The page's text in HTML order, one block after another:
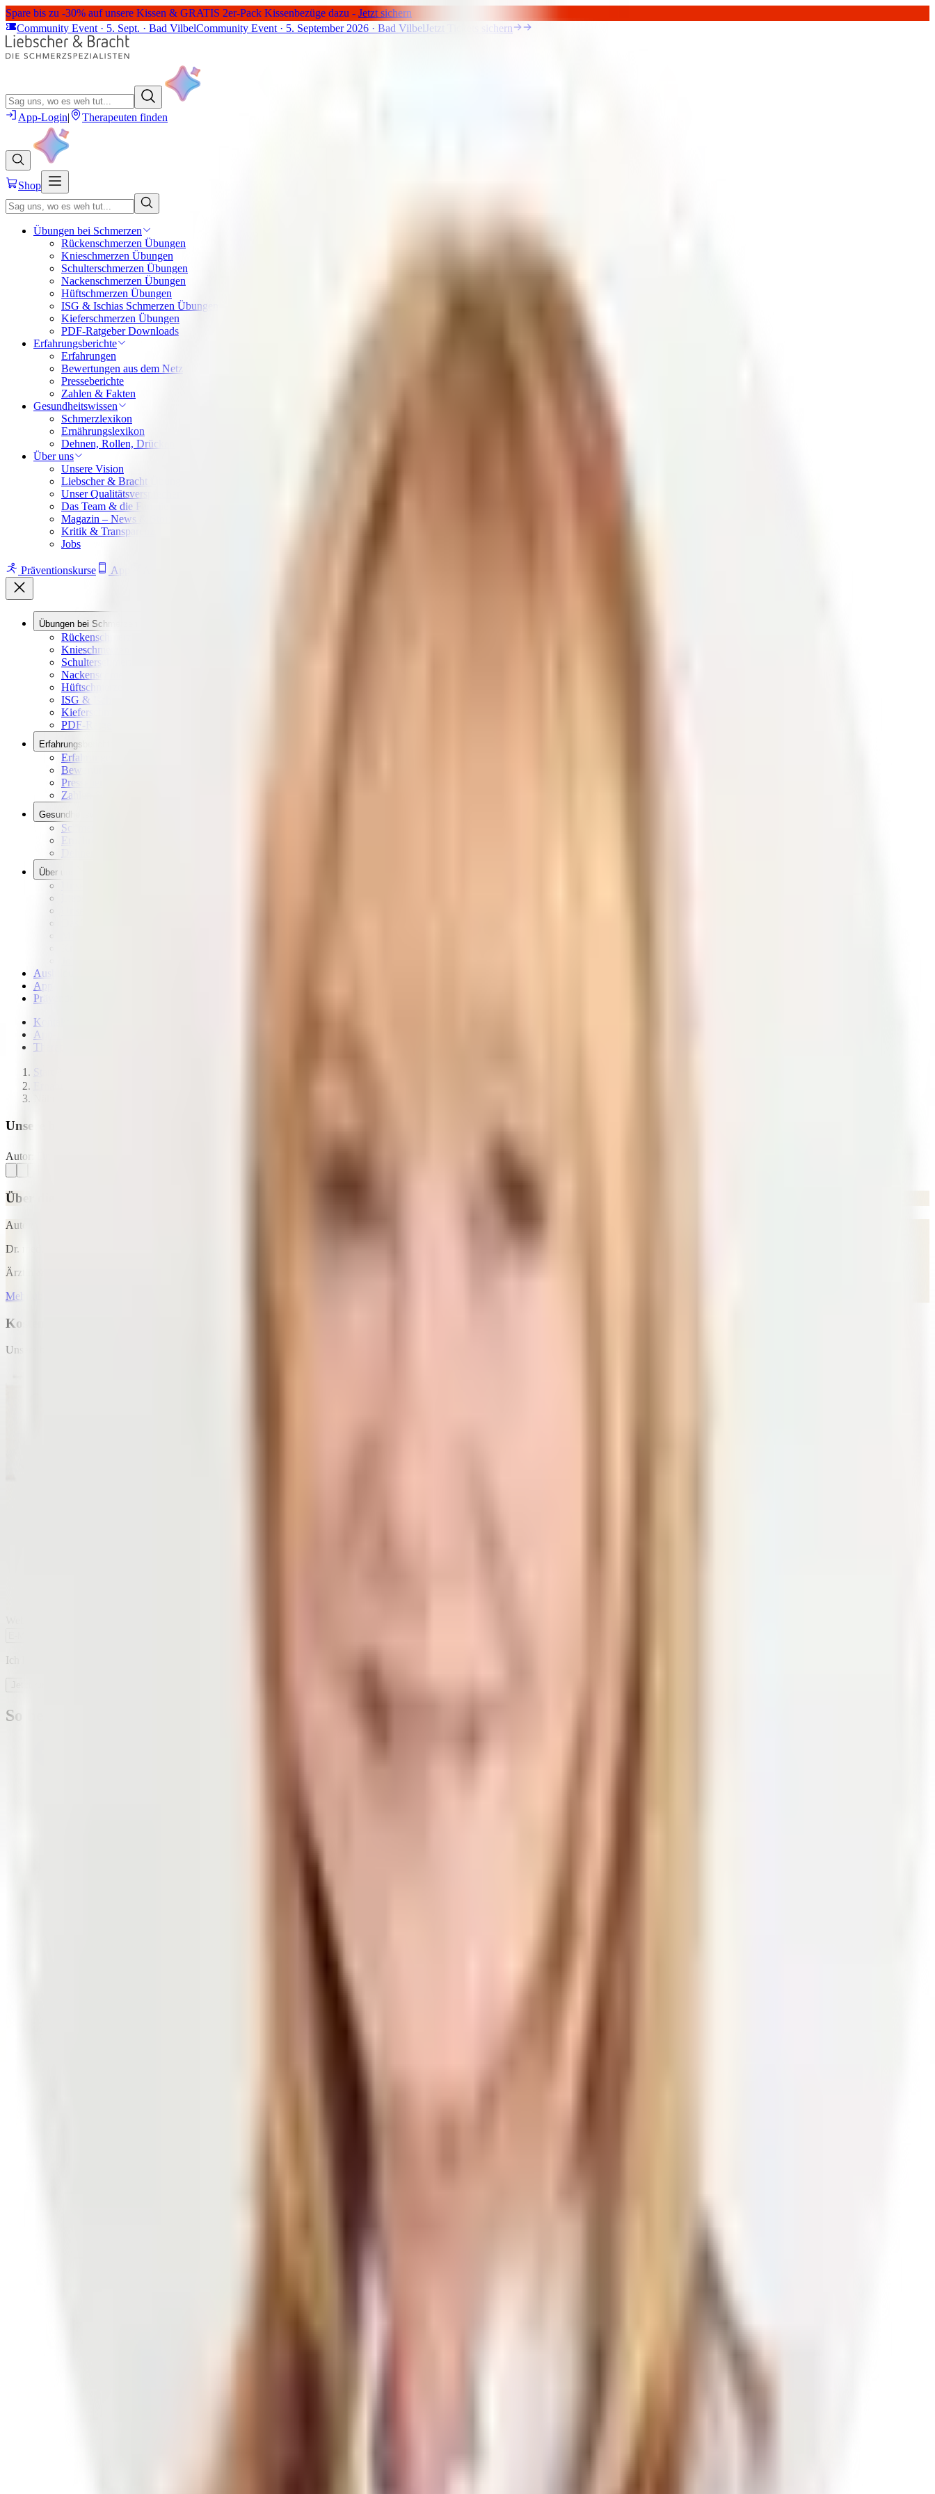
Spare bis zu -30% auf unsere Kissen & GRATIS 2er-Pack Kissenbezüge dazu - Jetzt sichern
Community Event · 5. Sept. · Bad VilbelCommunity Event · 5. September 2026 · Bad VilbelJetzt Tickets sichern
App-Login| Therapeuten finden
Shop
Übungen bei Schmerzen
Rückenschmerzen Übungen
Knieschmerzen Übungen
Schulterschmerzen Übungen
Nackenschmerzen Übungen
Hüftschmerzen Übungen
ISG & Ischias Schmerzen Übungen
Kieferschmerzen Übungen
PDF-Ratgeber Downloads
Erfahrungsberichte
Erfahrungen
Bewertungen aus dem Netz
Presseberichte
Zahlen & Fakten
Gesundheitswissen
Schmerzlexikon
Ernährungslexikon
Dehnen, Rollen, Drücken
Über uns
Unsere Vision
Liebscher & Bracht Übungen
Unser Qualitätsversprechen
Das Team & die Familie
Magazin – News & Stories
Kritik & Transparenz
Jobs
Präventionskurse App
Übungen bei Schmerzen
Rückenschmerzen Übungen
Knieschmerzen Übungen
Schulterschmerzen Übungen
Nackenschmerzen Übungen
Hüftschmerzen Übungen
ISG & Ischias Schmerzen Übungen
Kieferschmerzen Übungen
PDF-Ratgeber Downloads
Erfahrungsberichte
Erfahrungen
Bewertungen aus dem Netz
Presseberichte
Zahlen & Fakten
Gesundheitswissen
Schmerzlexikon
Ernährungslexikon
Über uns
Ausbildungen
App
Präventionskurse
Kontakt
App-Login
Therapeuten finden
Unsere besten Artikel zu einzelnen Nährstoffen
Autor:
Über diesen Artikel
Autor:
Dr. med. Petra Bracht
Ärztin & Ernährungspezialistin
Mehr über Dr. med. Petra Bracht
Kostenfreier Ratgeber
Unsere besten Übungen und Tipps bei
Ich habe die
Jetzt runterladen
So bewerten uns die Menschen im Netz: